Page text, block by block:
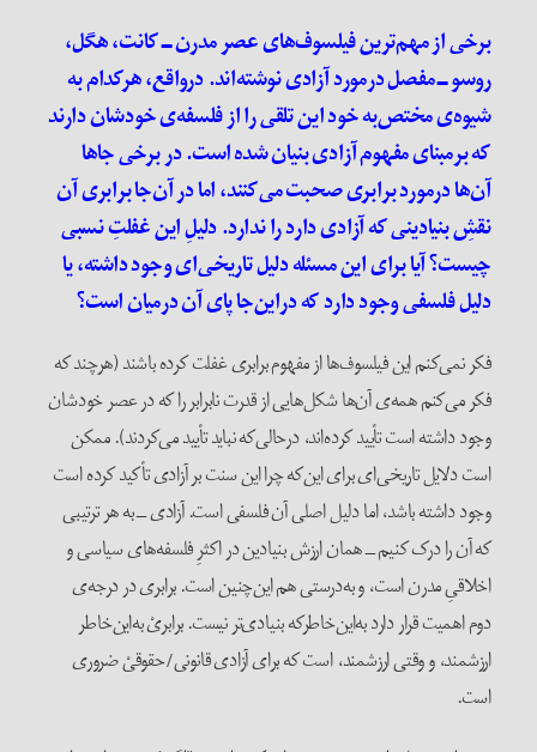
برخی از مهم‌ترین فیلسوف‌های عصر مدرن ــ کانت، هگل،
روسو ــ مفصل در‌مورد آزادی نوشته‌اند. در‌واقع، هرکدام به
شیوه‌ی مختص‌به خود این تلقی را از فلسفه‌ی خود‌شان دارند
که بر‌مبنای مفهوم آزادی بنیان شده است. در برخی جا‌ها
آن‌ها در‌مورد برابری صحبت می‌کنند، اما در آن‌جا برابری آن
نقشِ بنیادینی که آزادی دارد را ندارد. دلیلِ این غفلتِ نسبی
چیست؟ آیا برای این مسئله دلیل تاریخی‌ای وجود داشته، یا
دلیل فلسفی وجود دارد که در‌این‌جا پای آن در‌میان است؟
فکر نمی‌کنم این فیلسوف‌ها از مفهوم برابری غفلت کرده باشند (هر‌چند که
فکر می‌کنم همه‌ی آن‌ها شکل‌هایی از قدرت نا‌برابر را که در عصر خودشان
وجود داشته است تأیید کرده‌اند، در‌حالی‌که نباید تأیید می‌کردند). ممکن
است دلایل تاریخی‌ای برای این‌که چرا این سنت بر آزادی تأکید کرده است
وجود داشته باشد، اما دلیل اصلی آن فلسفی است. آزادی ــ به هر ترتیبی
که آن را درک کنیم ــ همان ارزش بنیادین در اکثرِ فلسفه‌های سیاسی و
اخلاقیِ مدرن است، و به‌درستی هم این‌چنین است. برابری در درجه‌ی
دوم اهمیت قرار دارد به‌این‌خاطر‌که بنیادی‌تر نیست. برابریْ به‌این‌خاطر
ارزشمند، و وقتی ارزشمند، است که برای آزادی قانونی‌/‌حقوقیْ ضروری
است.